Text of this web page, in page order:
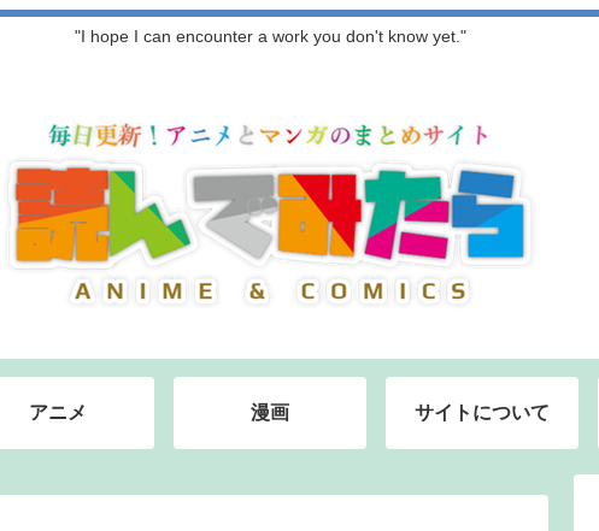
"I hope I can encounter a work you don't know yet."
アニメ 漫画 サイトについて